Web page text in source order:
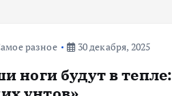
разное 30 декабря, 2025
ноги будут в тепле: